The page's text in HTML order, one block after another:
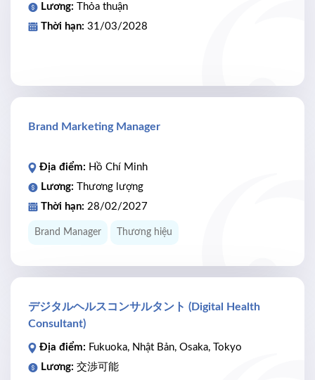
Lương: Thỏa thuận
Thời hạn: 31/03/2028
Brand Marketing Manager
Địa điểm: Hồ Chí Minh
Lương: Thương lượng
Thời hạn: 28/02/2027
Brand Manager Thương hiệu
デジタルヘルスコンサルタント (Digital Health
Consultant)
Địa điểm: Fukuoka, Nhật Bản, Osaka, Tokyo
Lương: 交渉可能